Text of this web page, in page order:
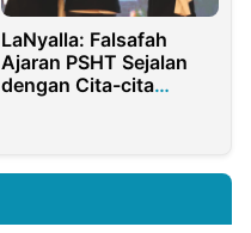
LaNyalla: Falsafah
Ajaran PSHT Sejalan
dengan Cita-cita